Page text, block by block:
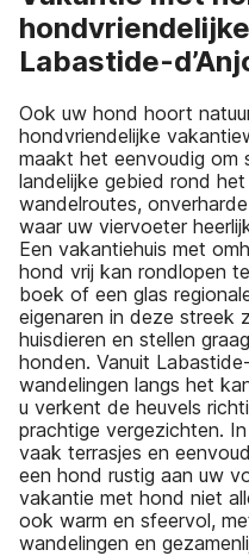
Labastide-
Ook uw hond hoort
hondvriendelijke
maakt het eenvoudig om
landelijke gebied rond
wandelroutes,
waar uw viervoeter
Een vakantiehuis met
hond vrij kan rondlopen
boek of een glas
eigenaren in deze streek
huisdieren en stellen
honden. Vanuit
wandelingen langs het
u verkent de heuvels
prachtige vergezichten.
vaak terrasjes en
een hond rustig aan uw
vakantie met hond niet
ook warm en sfeervol,
wandelingen en